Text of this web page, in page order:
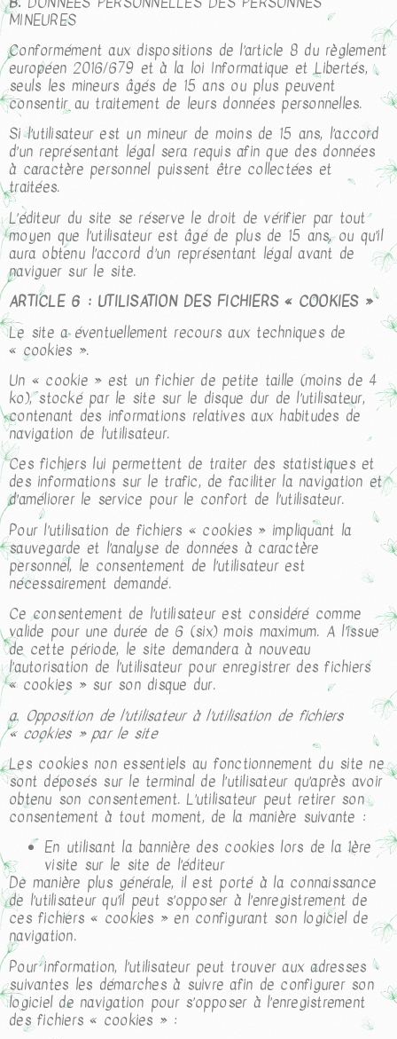
MINEURES
Conformément aux dispositions de l’article 8 du règlement
européen 2016/679 et à la loi Informatique et Libertés,
seuls les mineurs âgés de 15 ans ou plus peuvent
consentir au traitement de leurs données personnelles.
Si l’utilisateur est un mineur de moins de 15 ans, l’accord
d’un représentant légal sera requis afin que des données
à caractère personnel puissent être collectées et
traitées.
L’éditeur du site se réserve le droit de vérifier par tout
moyen que l’utilisateur est âgé de plus de 15 ans, ou qu’il
aura obtenu l’accord d’un représentant légal avant de
naviguer sur le site.
ARTICLE 6 : UTILISATION DES FICHIERS « COOKIES »
Le site a éventuellement recours aux techniques de
« cookies ».
Un « cookie » est un fichier de petite taille (moins de 4
ko), stocké par le site sur le disque dur de l’utilisateur,
contenant des informations relatives aux habitudes de
navigation de l’utilisateur.
Ces fichiers lui permettent de traiter des statistiques et
des informations sur le trafic, de faciliter la navigation et
d’améliorer le service pour le confort de l’utilisateur.
Pour l’utilisation de fichiers « cookies » impliquant la
sauvegarde et l’analyse de données à caractère
personnel, le consentement de l’utilisateur est
nécessairement demandé.
Ce consentement de l’utilisateur est considéré comme
valide pour une durée de 6 (six) mois maximum. A l’issue
de cette période, le site demandera à nouveau
l’autorisation de l’utilisateur pour enregistrer des fichiers
« cookies » sur son disque dur.
a. Opposition de l’utilisateur à l’utilisation de fichiers
« cookies » par le site
Les cookies non essentiels au fonctionnement du site ne
sont déposés sur le terminal de l’utilisateur qu’après avoir
obtenu son consentement. L’utilisateur peut retirer son
consentement à tout moment, de la manière suivante :
En utilisant la bannière des cookies lors de la 1ère
visite sur le site de l’éditeur
De manière plus générale, il est porté à la connaissance
de l’utilisateur qu’il peut s’opposer à l’enregistrement de
ces fichiers « cookies » en configurant son logiciel de
navigation.
Pour information, l’utilisateur peut trouver aux adresses
suivantes les démarches à suivre afin de configurer son
logiciel de navigation pour s’opposer à l’enregistrement
des fichiers « cookies » :